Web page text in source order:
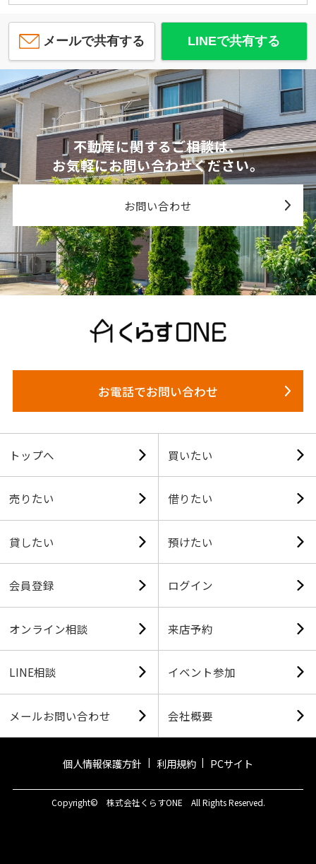
メールで共有する LINEで共有する
不動産に関するご相談は、
お気軽にお問い合わせください。
お問い合わせ
お電話でお問い合わせ
トップへ 買いたい
売りたい 借りたい
貸したい 預けたい
会員登録 ログイン
オンライン相談 来店予約
LINE相談 イベント参加
メールお問い合わせ 会社概要
個人情報保護方針 利用規約 PCサイト
Copyright© 株式会社くらすONE All Rights Reserved.